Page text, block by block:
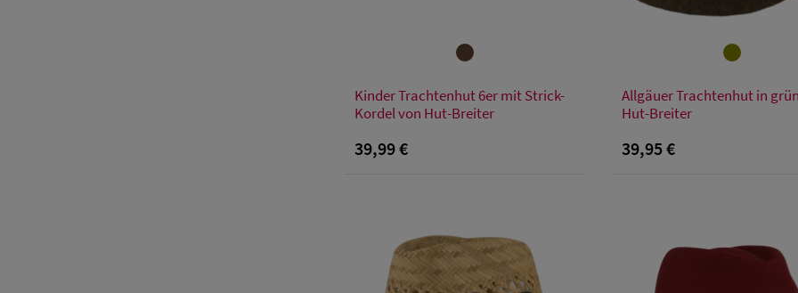
48 50 52 54
Kinder Trachtenhut 6er mit Strick-
Kordel von Hut-Breiter
39,99 €
48 50
Allgäuer Trachtenhut in
Hut-Breiter
39,95 €